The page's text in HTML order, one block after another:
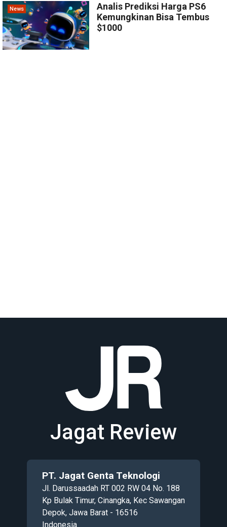
News
Analis Prediksi Harga PS6
Kemungkinan Bisa Tembus
$1000
Jagat Review
PT. Jagat Genta Teknologi
Jl. Darussaadah RT 002 RW 04 No. 188
Kp Bulak Timur, Cinangka, Kec Sawangan
Depok, Jawa Barat - 16516
Indonesia